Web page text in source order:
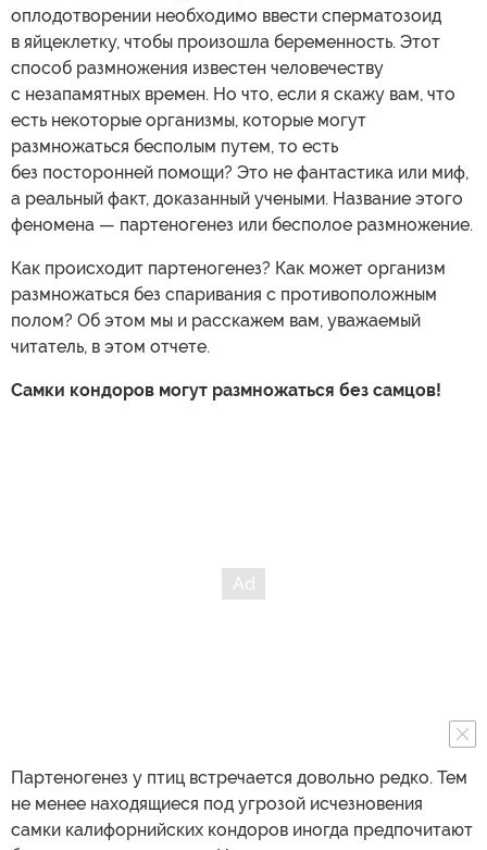
оплодотворении необходимо ввести сперматозоид
в яйцеклетку, чтобы произошла беременность. Этот
способ размножения известен человечеству
с незапамятных времен. Но что, если я скажу вам, что
есть некоторые организмы, которые могут
размножаться бесполым путем, то есть
без посторонней помощи? Это не фантастика или миф,
а реальный факт, доказанный учеными. Название этого
феномена — партеногенез или бесполое размножение.
Как происходит партеногенез? Как может организм
размножаться без спаривания с противоположным
полом? Об этом мы и расскажем вам, уважаемый
читатель, в этом отчете.
Самки кондоров могут размножаться без самцов!
Партеногенез у птиц встречается довольно редко. Тем
не менее находящиеся под угрозой исчезновения
самки калифорнийских кондоров иногда предпочитают